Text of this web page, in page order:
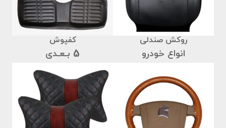
روکش صندلی
انواع خودرو
کفپوش
5 بـعـدی